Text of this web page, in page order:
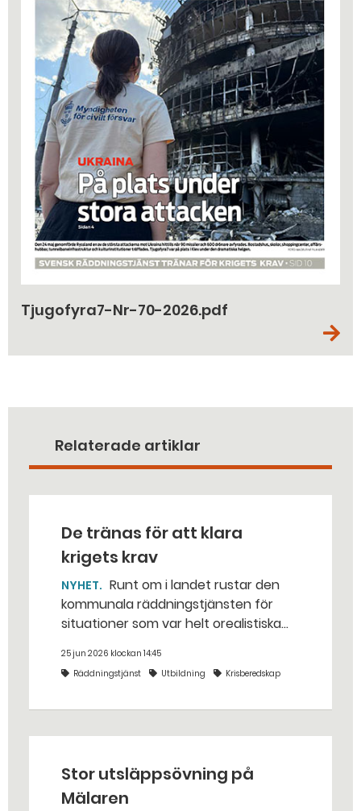
Tjugofyra7-Nr-70-2026.pdf
Relaterade artiklar
De tränas för att klara
krigets krav
NYHET
kommunala räddningstjänsten för
situationer som var helt orealistiska
bakhåll, utspridda granater och hot
från livsfarliga drönare i det
25 jun 2026 klockan 14:45
Räddningstjänst
Utbildning Krisberedskap
Stor utsläppsövning på
Mälaren